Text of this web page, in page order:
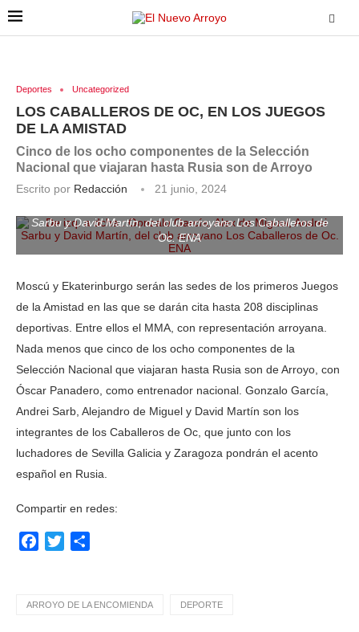
Deportes Uncategorized
LOS CABALLEROS DE OC, EN LOS JUEGOS
DE LA AMISTAD
Cinco de los ocho componentes de la Selección
Nacional que viajaran hasta Rusia son de Arroyo
Escrito por Redacción
21 junio, 2024
Sarbu y David Martín, del club arroyano Los Caballeros de
Oc. ENA
Moscú y Ekaterinburgo serán las sedes de los primeros Juegos
de la Amistad en las que se darán cita hasta 208 disciplinas
deportivas. Entre ellos el MMA, con representación arroyana.
Nada menos que cinco de los ocho componentes de la
Selección Nacional que viajaran hasta Rusia son de Arroyo, con
Óscar Panadero, como entrenador nacional. Gonzalo García,
Andrei Sarb, Alejandro de Miguel y David Martín son los
integrantes de los Caballeros de Oc, que junto con los
luchadores de Sevilla Galicia y Zaragoza pondrán el acento
español en Rusia.
Compartir en redes:
Facebook
Twitter
ARROYO DE LA ENCOMIENDA DEPORTE